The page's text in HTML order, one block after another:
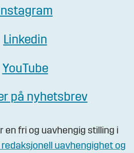
Instagram
Linkedin
YouTube
på nyhetsbrev
en fri og uavhengig stilling i
redaksjonell uavhengighet og